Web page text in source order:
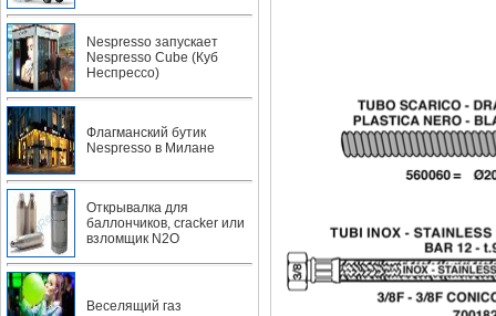
Nespresso запускает
Nespresso Cube (Куб
Неспрессо)
Флагманский бутик
Nespresso в Милане
Открывалка для
баллончиков, cracker или
взломщик N2O
Веселящий газ